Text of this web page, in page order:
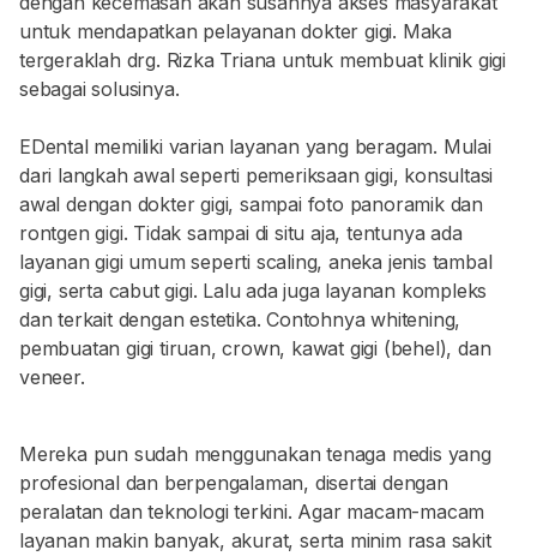
untuk mendapatkan pelayanan dokter gigi. Maka
tergeraklah drg. Rizka Triana untuk membuat klinik gigi
sebagai solusinya.
EDental memiliki varian layanan yang beragam. Mulai
dari langkah awal seperti pemeriksaan gigi, konsultasi
awal dengan dokter gigi, sampai foto panoramik dan
rontgen gigi. Tidak sampai di situ aja, tentunya ada
layanan gigi umum seperti scaling, aneka jenis tambal
gigi, serta cabut gigi. Lalu ada juga layanan kompleks
dan terkait dengan estetika. Contohnya whitening,
pembuatan gigi tiruan, crown, kawat gigi (behel), dan
veneer.
Mereka pun sudah menggunakan tenaga medis yang
profesional dan berpengalaman, disertai dengan
peralatan dan teknologi terkini. Agar macam-macam
layanan makin banyak, akurat, serta minim rasa sakit